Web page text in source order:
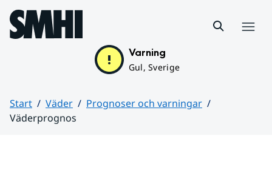
Hoppa till sidans innehåll
Varning
Gul, Sverige
Start Väder
Prognoser och varningar
Väderprognos